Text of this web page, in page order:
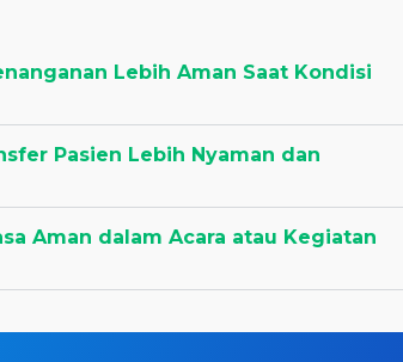
Lebih Aman Saat Kondisi
Pasien Lebih Nyaman dan
Aman dalam Acara atau Kegiatan